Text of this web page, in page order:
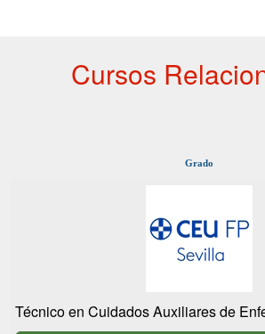
Cursos
Grado
Técnico en Cuidados Auxiliares de